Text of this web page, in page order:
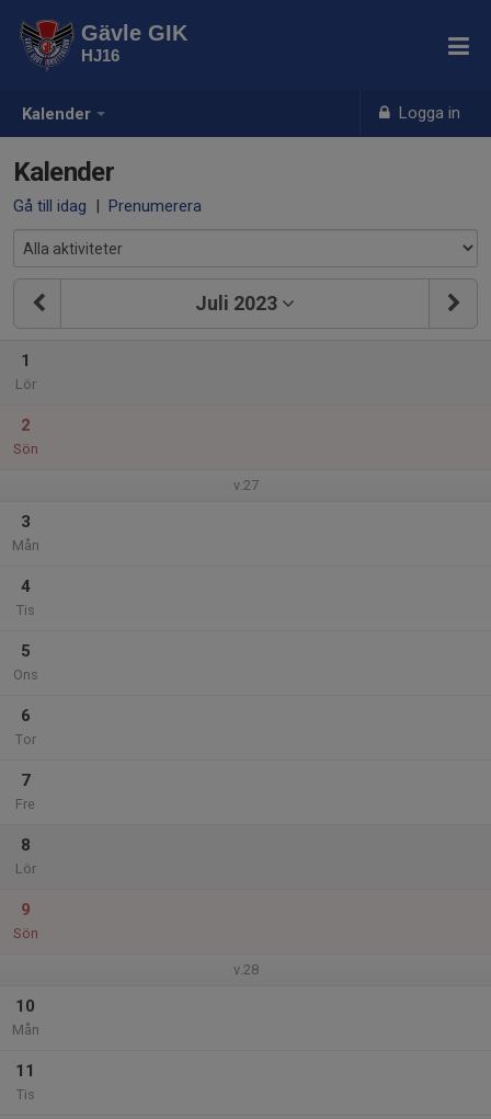
Kalender Logga in
Gävle GIK
HJ16
Kalender
Gå till idag | Prenumerera
Juli 2023
1
Lör
2
Sön
v.27
3
Mån
4
Tis
5
Ons
6
Tor
7
Fre
8
Lör
9
Sön
v.28
10
Mån
11
Tis